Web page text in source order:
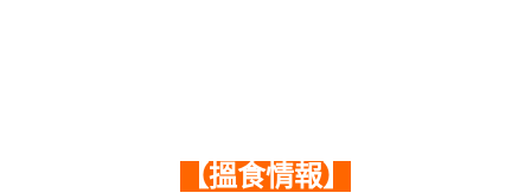
【搵食情報】